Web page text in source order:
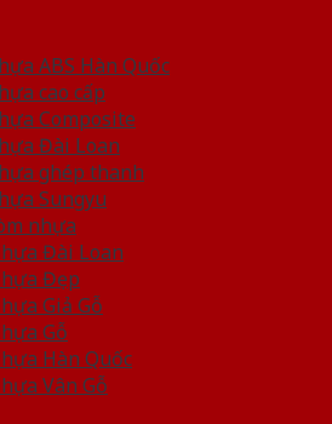
ABS Hàn Quốc
cao cấp
Composite
Đài Loan
ghép thanh
Sungyu
nhựa
Đài Loan
Đẹp
Giả Gỗ
Gỗ
Hàn Quốc
Vân Gỗ